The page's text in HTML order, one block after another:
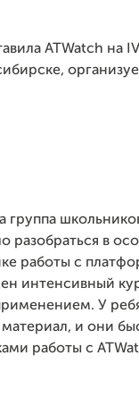
ATWatch на
группа
разобраться в
работы с
интенсивный
У
и они
работы с